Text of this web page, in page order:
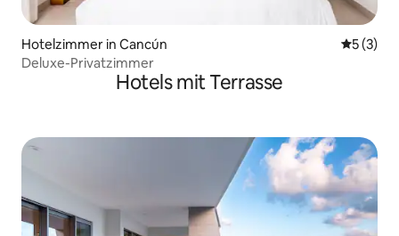
Hotelzimmer in Cancún
5 (3)
Deluxe-Privatzimmer
Hotels mit Terrasse